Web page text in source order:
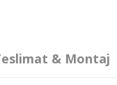
& Montaj